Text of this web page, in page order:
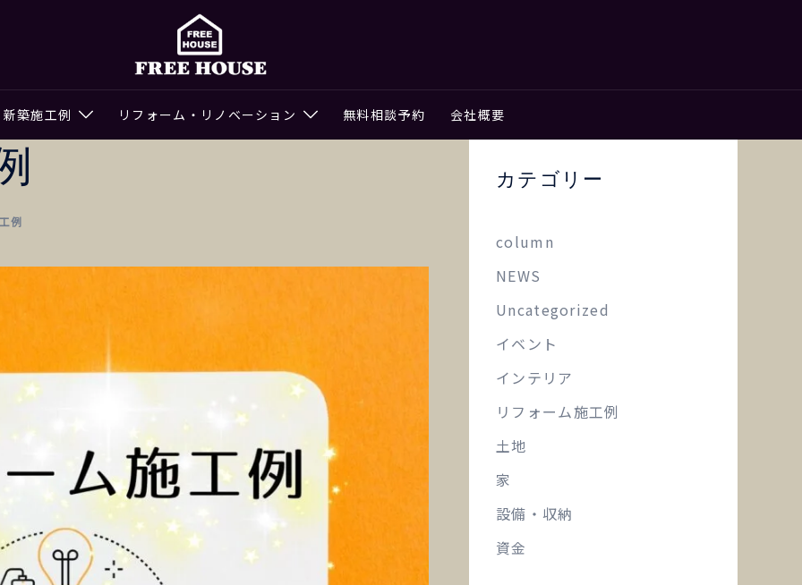
新築施工例 リフォーム・リノベーション 無料相談予約 会社概要
例
カテゴリー
column
NEWS
Uncategorized
イベント
インテリア
リフォーム施工例
土地
家
設備・収納
資金